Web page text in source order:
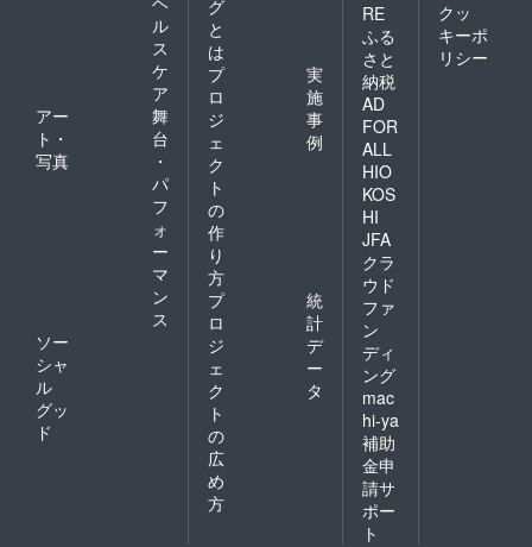
ル
ス
ケ
ア
アー
ト・
写真
舞
台
・
パ
フ
ォ
ー
マ
ン
ス
ソー
シャ
ル
グッ
ド
グ
と
は
プ
ロ
ジ
ェ
ク
ト
の
作
り
方
実
施
事
例
プ
ロ
ジ
ェ
ク
ト
の
広
め
方
統
計
デ
ー
タ
RE
ふる
さと
納税
AD
FOR
ALL
HIO
KOS
HI
JFA
クラ
ウド
ファ
ン
ディ
ング
mac
hi-ya
補助
金申
請サ
ポー
ト
クッ
キーポ
リシー